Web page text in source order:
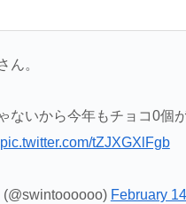
ん。
ないから今年もチョコ0個
pic.twitter.com/tZJXGXlFgb
February